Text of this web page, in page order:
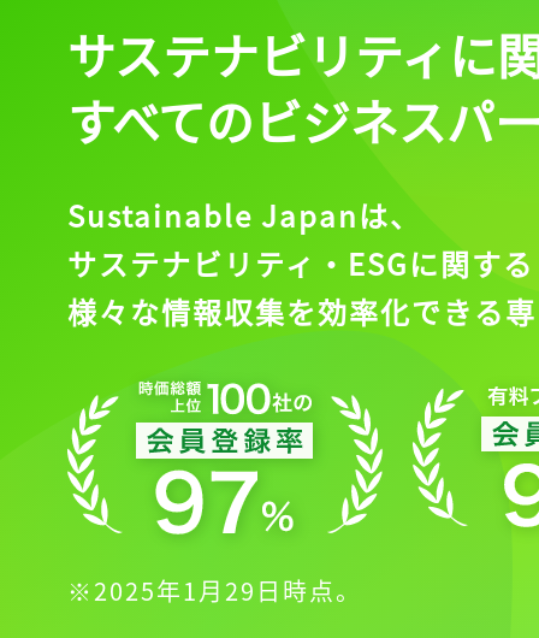
サステナビリティに
すべてのビジネスパ
Sustainable Japanは、
サステナビリティ・ESGに関する
様々な情報収集を効率化できる
※2025年1月29日時点。